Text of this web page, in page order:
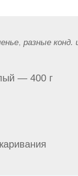
, разные конд.
— 400 г